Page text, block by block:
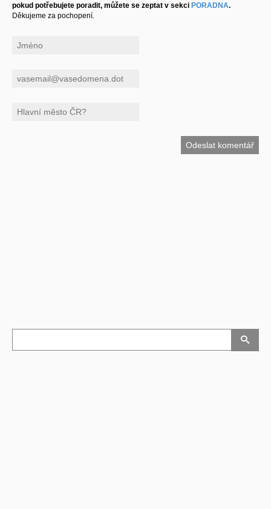
pokud potřebujete poradit, můžete se zeptat v sekci PORADNA.
Děkujeme za pochopení.